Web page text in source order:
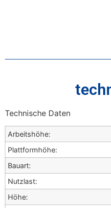
Technische Daten
Arbeitshöhe:
Plattformhöhe:
Bauart:
Nutzlast:
Höhe: